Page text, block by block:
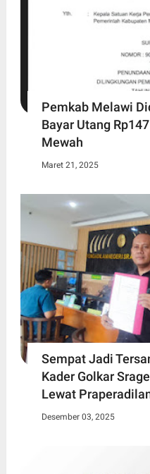
Pemkab Melawi
Bayar Utang
Mewah
Maret 21, 2025
Sempat Jadi
Kader Golkar
Lewat
Desember 03, 2025